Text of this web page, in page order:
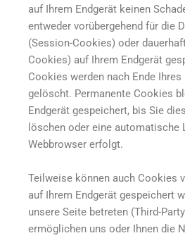
auf Ihrem Endgerät keinen
entweder vorübergehend für die
(Session-Cookies) oder
Cookies) auf Ihrem Endgerät
Cookies werden nach Ende
gelöscht. Permanente Cookies
Endgerät gespeichert, bis Sie
löschen oder eine automatische
Webbrowser erfolgt.
Teilweise können auch Cookies
auf Ihrem Endgerät gespeichert
unsere Seite betreten (Third-
ermöglichen uns oder Ihnen die